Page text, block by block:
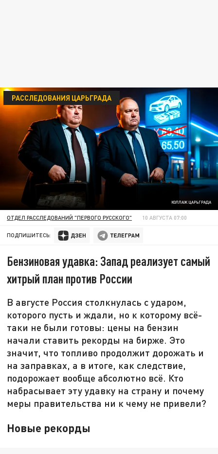
КОЛЛАЖ ЦАРЬГРАДА
РАССЛЕДОВАНИЯ ЦАРЬГРАДА
ОТДЕЛ РАССЛЕДОВАНИЙ "ПЕРВОГО РУССКОГО" 10 АВГУСТА 07:00
ПОДПИШИТЕСЬ:
Бензиновая удавка: Запад реализует самый
хитрый план против России
В августе Россия столкнулась с ударом,
которого пусть и ждали, но к которому всё-
таки не были готовы: цены на бензин
начали ставить рекорды на бирже. Это
значит, что топливо продолжит дорожать и
на заправках, а в итоге, как следствие,
подорожает вообще абсолютно всё. Кто
набрасывает эту удавку на страну и почему
меры правительства ни к чему не привели?
Новые рекорды